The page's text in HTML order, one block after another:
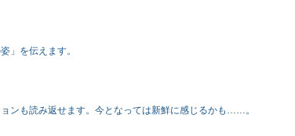
」を伝えます。
ンも読み返せます。今となっては新鮮に感じるかも……。